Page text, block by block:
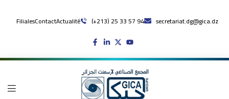
FilialesContactActualité (+213) 25 33 57 94 secretariat.dg@gica.dz